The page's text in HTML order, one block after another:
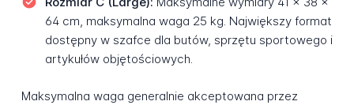
64 cm, maksymalna waga 25 kg. Największy format
dostępny w szafce dla butów, sprzętu sportowego i
artykułów objętościowych.
Maksymalna waga generalnie akceptowana przez